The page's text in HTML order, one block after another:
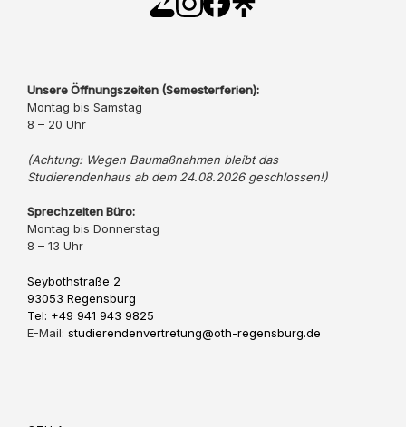
Unsere Öffnungszeiten (Semesterferien):
Montag bis Samstag
8 – 20 Uhr
(Achtung: Wegen Baumaßnahmen bleibt das
Studierendenhaus ab dem 24.08.2026 geschlossen!)
Sprechzeiten Büro:
Montag bis Donnerstag
8 – 13 Uhr
Seybothstraße 2
93053 Regensburg
Tel: +49 941 943 9825
E-Mail: studierendenvertretung@oth-regensburg.de